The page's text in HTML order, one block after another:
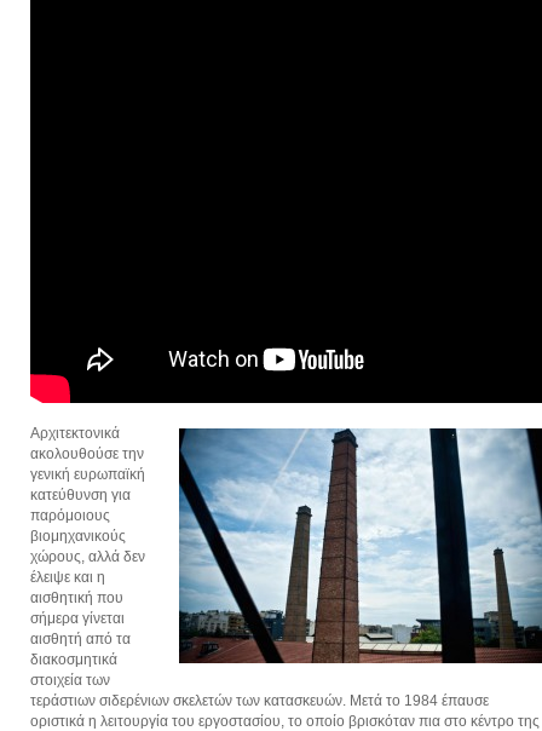
Αρχιτεκτονικά
ακολουθούσε την
γενική ευρωπαϊκή
κατεύθυνση για
παρόμοιους
βιομηχανικούς
χώρους, αλλά δεν
έλειψε και η
αισθητική που
σήμερα γίνεται
αισθητή από τα
διακοσμητικά
στοιχεία των
τεράστιων σιδερένιων σκελετών των κατασκευών. Μετά το 1984 έπαυσε
οριστικά η λειτουργία του εργοστασίου, το οποίο βρισκόταν πια στο κέντρο της